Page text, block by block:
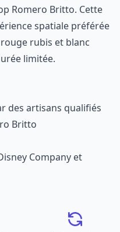
Romero Britto. Cette
spatiale préférée
rubis et blanc
limitée.
des artisans qualifiés
Britto
Company et